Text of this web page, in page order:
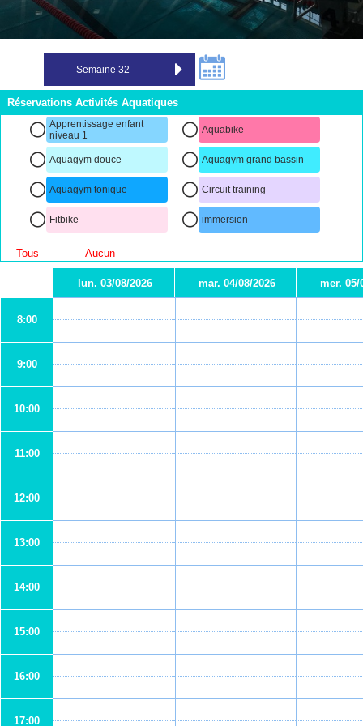
Réservations Activités Aquatiques
Apprentissage enfant
niveau 1
Aquabike
Aquagym douce Aquagym grand bassin
Aquagym tonique Circuit training
Fitbike immersion
Tous Aucun
lun. 03/08/2026 mar. 04/08/2026 mer. 05/
8:00
9:00
10:00
11:00
12:00
13:00
14:00
15:00
16:00
17:00